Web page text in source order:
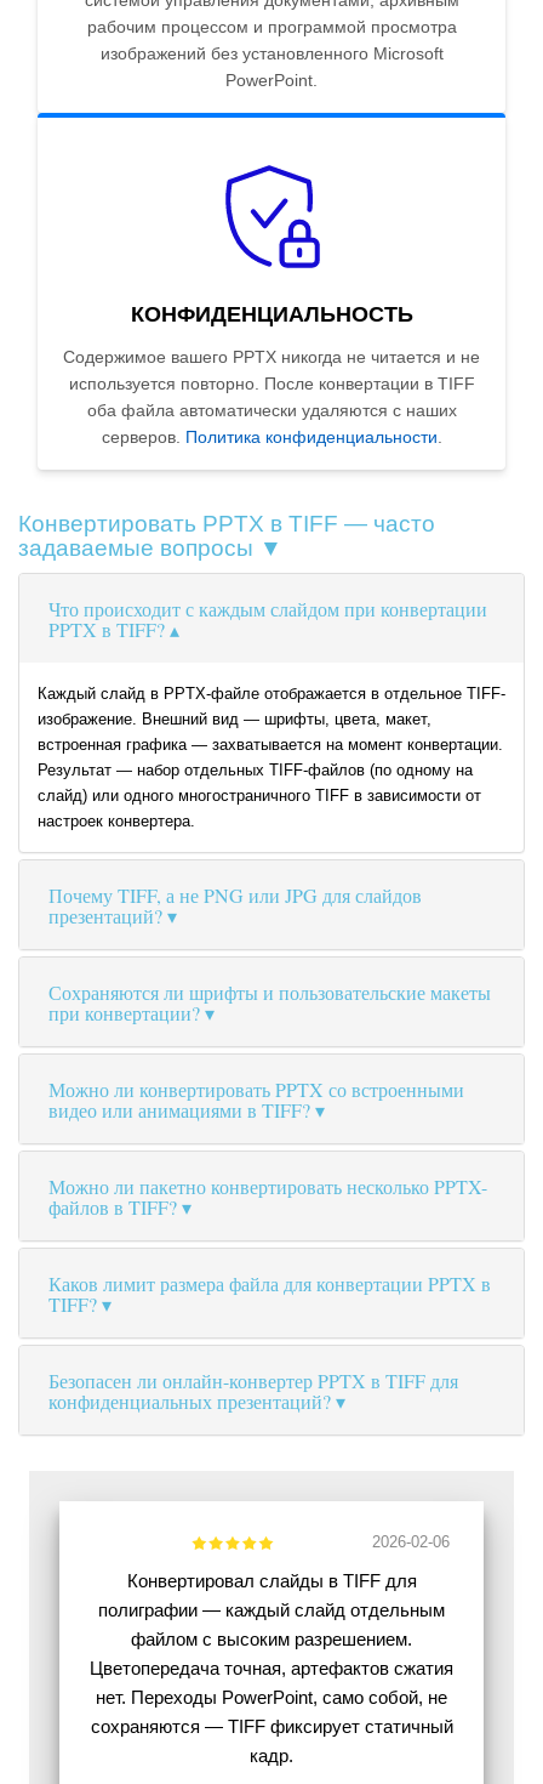
рабочим процессом и программой просмотра
изображений без установленного Microsoft
PowerPoint.
КОНФИДЕНЦИАЛЬНОСТЬ
Содержимое вашего PPTX никогда не читается и не
используется повторно. После конвертации в TIFF
оба файла автоматически удаляются с наших
серверов. Политика конфиденциальности.
Конвертировать PPTX в TIFF — часто
задаваемые вопросы ▼
Что происходит с каждым слайдом при конвертации
PPTX в TIFF?
Каждый слайд в PPTX-файле отображается в отдельное TIFF-
изображение. Внешний вид — шрифты, цвета, макет,
встроенная графика — захватывается на момент конвертации.
Результат — набор отдельных TIFF-файлов (по одному на
слайд) или одного многостраничного TIFF в зависимости от
настроек конвертера.
Почему TIFF, а не PNG или JPG для слайдов
презентаций?
Сохраняются ли шрифты и пользовательские макеты
при конвертации?
Можно ли конвертировать PPTX со встроенными
видео или анимациями в TIFF?
Можно ли пакетно конвертировать несколько PPTX-
файлов в TIFF?
Каков лимит размера файла для конвертации PPTX в
TIFF?
Безопасен ли онлайн-конвертер PPTX в TIFF для
конфиденциальных презентаций?
2026-02-06
Конвертировал слайды в TIFF для
полиграфии — каждый слайд отдельным
файлом с высоким разрешением.
Цветопередача точная, артефактов сжатия
нет. Переходы PowerPoint, само собой, не
сохраняются — TIFF фиксирует статичный
кадр.